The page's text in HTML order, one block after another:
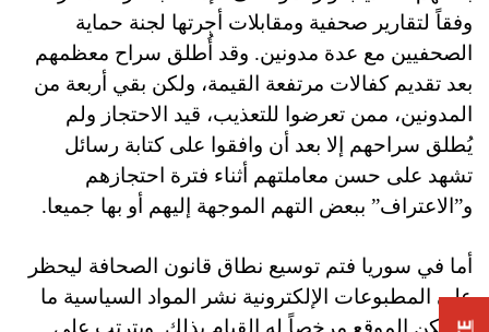
وفقاً لتقارير صحفية ومقابلات أجرتها لجنة حماية
الصحفيين مع عدة مدونين. وقد أُطلق سراح معظمهم
بعد تقديم كفالات مرتفعة القيمة، ولكن بقي أربعة من
المدونين، ممن تعرضوا للتعذيب، قيد الاحتجاز ولم
يُطلق سراحهم إلا بعد أن وافقوا على كتابة رسائل
تشهد على حسن معاملتهم أثناء فترة احتجازهم
و”الاعتراف” ببعض التهم الموجهة إليهم أو بها جميعا.
أما في سوريا فتم توسيع نطاق قانون الصحافة ليحظر
على المطبوعات الإلكترونية نشر المواد السياسية ما
لم يكن الموقع مرخصاً له القيام بذلك. ويترتب على